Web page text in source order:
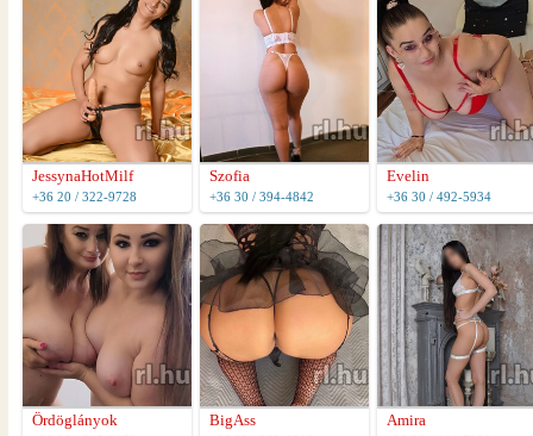
JessynaHotMilf
+36 20 / 322-9728
Szofia
+36 30 / 394-4842
Evelin
+36 30 / 492-5934
Ördöglányok BigAss Amira